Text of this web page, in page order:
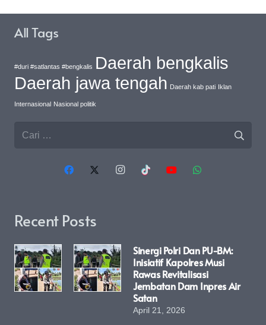
Recent Posts
Sinergi Polri Dan PU-BM:
Inisiatif Kapolres Musi
Rawas Revitalisasi
Jembatan Dam Inpres Air
Satan
April 21, 2026
All Tags
#duri #satlantas #bengkalis Daerah bengkalis
Daerah jawa tengah Daerah kab pati Iklan
Internasional Nasional politik
Cari